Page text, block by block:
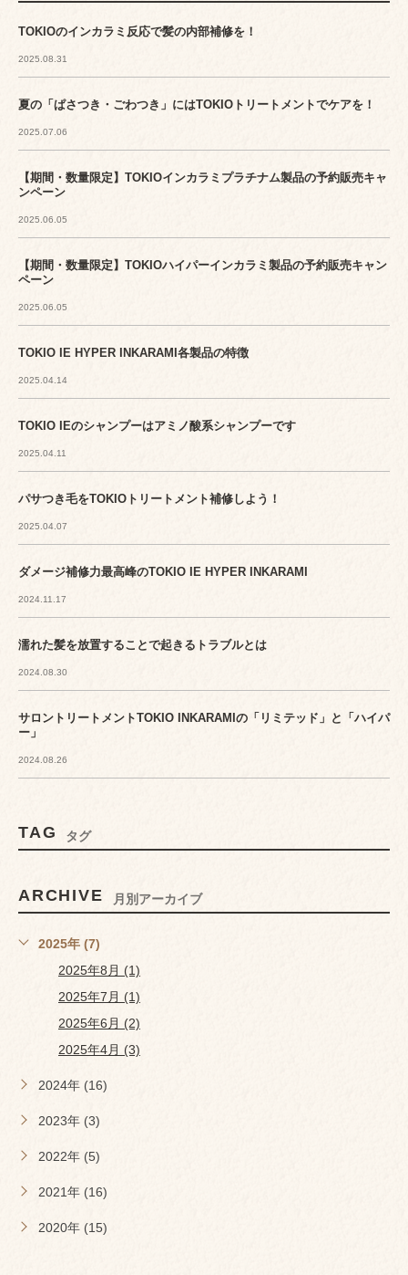
TOKIOのインカラミ反応で髪の内部補修を！
2025.08.31
夏の「ぱさつき・ごわつき」にはTOKIOトリートメントでケアを！
2025.07.06
【期間・数量限定】TOKIOインカラミプラチナム製品の予約販売キャ
ンペーン
2025.06.05
【期間・数量限定】TOKIOハイパーインカラミ製品の予約販売キャン
ペーン
2025.06.05
TOKIO IE HYPER INKARAMI各製品の特徴
2025.04.14
TOKIO IEのシャンプーはアミノ酸系シャンプーです
2025.04.11
パサつき毛をTOKIOトリートメント補修しよう！
2025.04.07
ダメージ補修力最高峰のTOKIO IE HYPER INKARAMI
2024.11.17
濡れた髪を放置することで起きるトラブルとは
2024.08.30
サロントリートメントTOKIO INKARAMIの「リミテッド」と「ハイパ
ー」
2024.08.26
TAG タグ
ARCHIVE 月別アーカイブ
2025年 (7)
2025年8月 (1)
2025年7月 (1)
2025年6月 (2)
2025年4月 (3)
2024年 (16)
2023年 (3)
2022年 (5)
2021年 (16)
2020年 (15)